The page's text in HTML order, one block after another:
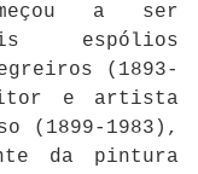
a ser
espólios
(1893-
e artista
(1899-1983),
da pintura